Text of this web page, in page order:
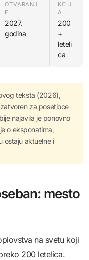
OTVARANJ
E
2027.
godina
KCIJ
A
200
+
leteli
ca
teksta (2026),
za posetioce
najavila je ponovno
o eksponatima,
ostaju aktuelne i
mesto
na svetu koji
200 letelica.